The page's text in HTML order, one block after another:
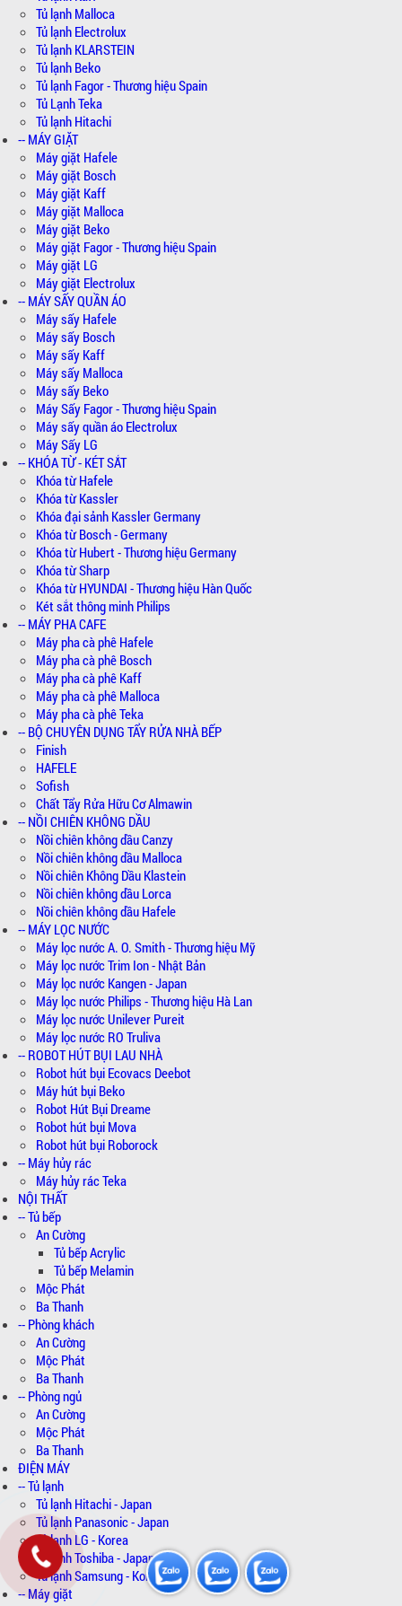
Tủ lạnh Malloca
Tủ lạnh Electrolux
Tủ lạnh KLARSTEIN
Tủ lạnh Beko
Tủ lạnh Fagor - Thương hiệu Spain
Tủ Lạnh Teka
Tủ lạnh Hitachi
-- MÁY GIẶT
Máy giặt Hafele
Máy giặt Bosch
Máy giặt Kaff
Máy giặt Malloca
Máy giặt Beko
Máy giặt Fagor - Thương hiệu Spain
Máy giặt LG
Máy giặt Electrolux
-- MÁY SẤY QUẦN ÁO
Máy sấy Hafele
Máy sấy Bosch
Máy sấy Kaff
Máy sấy Malloca
Máy sấy Beko
Máy Sấy Fagor - Thương hiệu Spain
Máy sấy quần áo Electrolux
Máy Sấy LG
-- KHÓA TỪ - KÉT SẮT
Khóa từ Hafele
Khóa từ Kassler
Khóa đại sảnh Kassler Germany
Khóa từ Bosch - Germany
Khóa từ Hubert - Thương hiệu Germany
Khóa từ Sharp
Khóa từ HYUNDAI - Thương hiệu Hàn Quốc
Két sắt thông minh Philips
-- MÁY PHA CAFE
Máy pha cà phê Hafele
Máy pha cà phê Bosch
Máy pha cà phê Kaff
Máy pha cà phê Malloca
Máy pha cà phê Teka
-- BỘ CHUYÊN DỤNG TẨY RỬA NHÀ BẾP
Finish
HAFELE
Sofish
Chất Tẩy Rửa Hữu Cơ Almawin
-- NỒI CHIÊN KHÔNG DẦU
Nồi chiên không dầu Canzy
Nồi chiên không dầu Malloca
Nồi chiên Không Dầu Klastein
Nồi chiên không dầu Lorca
Nồi chiên không dầu Hafele
-- MÁY LỌC NƯỚC
Máy lọc nước A. O. Smith - Thương hiệu Mỹ
Máy lọc nước Trim Ion - Nhật Bản
Máy lọc nước Kangen - Japan
Máy lọc nước Philips - Thương hiệu Hà Lan
Máy lọc nước Unilever Pureit
Máy lọc nước RO Truliva
-- ROBOT HÚT BỤI LAU NHÀ
Robot hút bụi Ecovacs Deebot
Máy hút bụi Beko
Robot Hút Bụi Dreame
Robot hút bụi Mova
Robot hút bụi Roborock
-- Máy hủy rác
Máy hủy rác Teka
NỘI THẤT
-- Tủ bếp
An Cường
Tủ bếp Acrylic
Tủ bếp Melamin
Mộc Phát
Ba Thanh
-- Phòng khách
An Cường
Mộc Phát
Ba Thanh
-- Phòng ngủ
An Cường
Mộc Phát
Ba Thanh
ĐIỆN MÁY
-- Tủ lạnh
Tủ lạnh Hitachi - Japan
Tủ lạnh Panasonic - Japan
Tủ lạnh LG - Korea
Tủ lạnh Toshiba - Japan
Tủ lạnh Samsung - Korea
-- Máy giặt